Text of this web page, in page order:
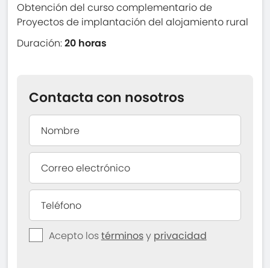
Obtención del curso complementario de
Proyectos de implantación del alojamiento rural
Duración:20 horas
Contacta con nosotros
Acepto lostérminosy privacidad